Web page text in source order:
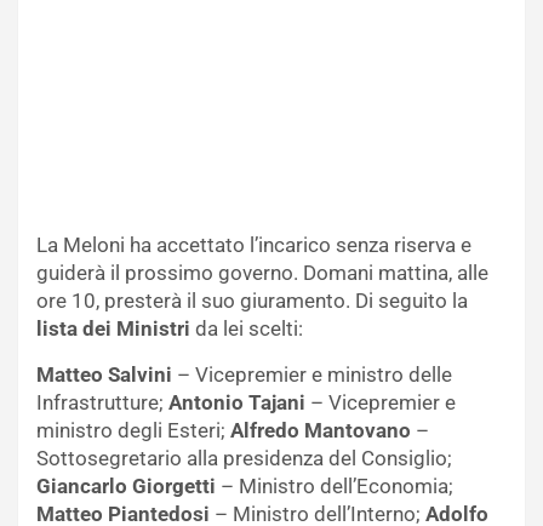
La Meloni ha accettato l’incarico senza riserva e
guiderà il prossimo governo. Domani mattina, alle
ore 10, presterà il suo giuramento. Di seguito la
lista dei Ministri da lei scelti:
Matteo Salvini – Vicepremier e ministro delle
Infrastrutture; Antonio Tajani – Vicepremier e
ministro degli Esteri; Alfredo Mantovano –
Sottosegretario alla presidenza del Consiglio;
Giancarlo Giorgetti – Ministro dell’Economia;
Matteo Piantedosi – Ministro dell’Interno; Adolfo